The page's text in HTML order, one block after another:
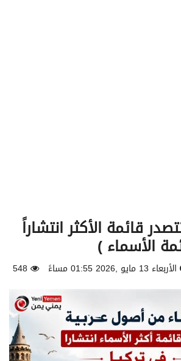
قائمة الأكثر انتشاراً
الأسماء )
الأربعاء 13 مايو ,2026 01:55 مساءً 548